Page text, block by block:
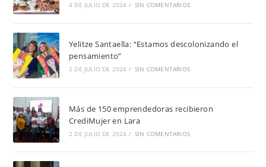
4 DE JULIO DE 2024 / SIN COMENTARIOS
Yelitze Santaella: “Estamos descolonizando el
pensamiento”
2 DE JULIO DE 2024 / SIN COMENTARIOS
Más de 150 emprendedoras recibieron
CrediMujer en Lara
2 DE JULIO DE 2024 / SIN COMENTARIOS